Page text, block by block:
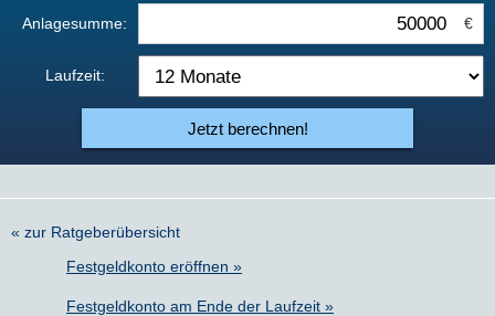
Anlagesumme: €
Laufzeit:
Jetzt berechnen!
« zur Ratgeberübersicht
Festgeldkonto eröffnen »
Festgeldkonto am Ende der Laufzeit »